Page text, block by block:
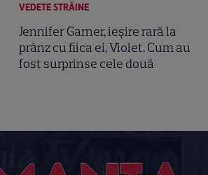
VEDETE STRĂINE
Jennifer Garner, ieșire rară la
prânz cu fiica ei, Violet. Cum au
fost surprinse cele două